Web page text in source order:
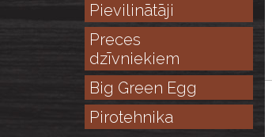
Pievilinātāji
Preces
dzīvniekiem
Big Green Egg
Pirotehnika